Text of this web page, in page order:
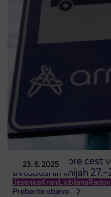
23. 6. 2025
Popolne zapore cest
avtobusnih linijah
JeseniceKranjLjubljana
Preberite objavo